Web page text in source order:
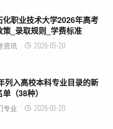
化职业技术大学2026年高考
策_录取规则_学费标准
资讯 2026-05-20
列入高校本科专业目录的新
（38种）
专业 2026-05-20